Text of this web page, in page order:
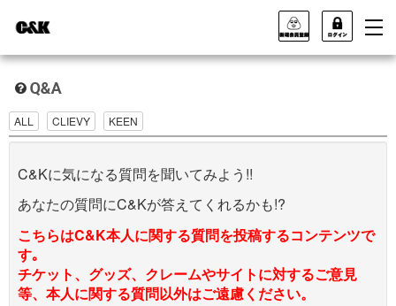
ALL CLIEVY KEEN
C&Kに気になる質問を聞いてみよう!!
あなたの質問にC&Kが答えてくれるかも!?
こちらはC&K本人に関する質問を投稿するコンテンツで
す｡
チケット、グッズ、クレームやサイトに対するご意見
等、本人に関する質問以外はご遠慮ください。